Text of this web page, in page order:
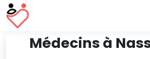
Médecins à